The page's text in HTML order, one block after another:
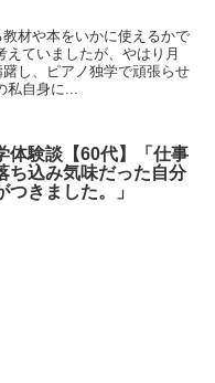
材や本をいかに使えるかで
ていましたが、やはり月
し、ピアノ独学で頑張らせ
自身に...
体験談【60代】「仕事
ち込み気味だった自分
つきました。」